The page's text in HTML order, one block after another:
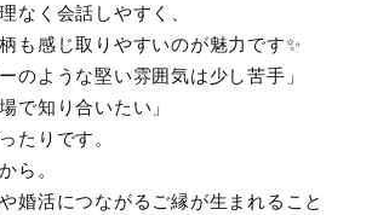
なく会話しやすく、
も感じ取りやすいのが魅力です✨
のような堅い雰囲気は少し苦手」
で知り合いたい」
たりです。
ら。
婚活につながるご縁が生まれること